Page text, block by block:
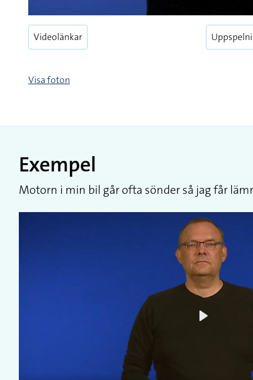
Videolänkar
Visa foton
Exempel
Motorn i min bil går ofta sönder så jag får